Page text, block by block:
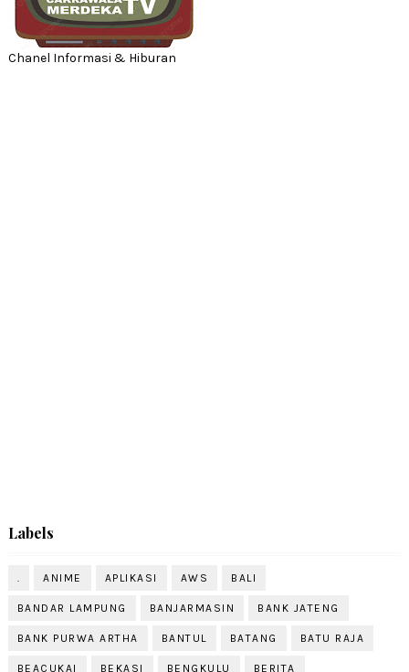
Chanel Informasi & Hiburan
Labels
ANIME APLIKASI AWS BALI
BANDAR LAMPUNG BANJARMASIN BANK JATENG
BANK PURWA ARTHA BANTUL BATANG BATU RAJA
BEACUKAI BEKASI BENGKULU BERITA